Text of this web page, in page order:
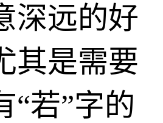
深远的好
其是需要
“若”字的